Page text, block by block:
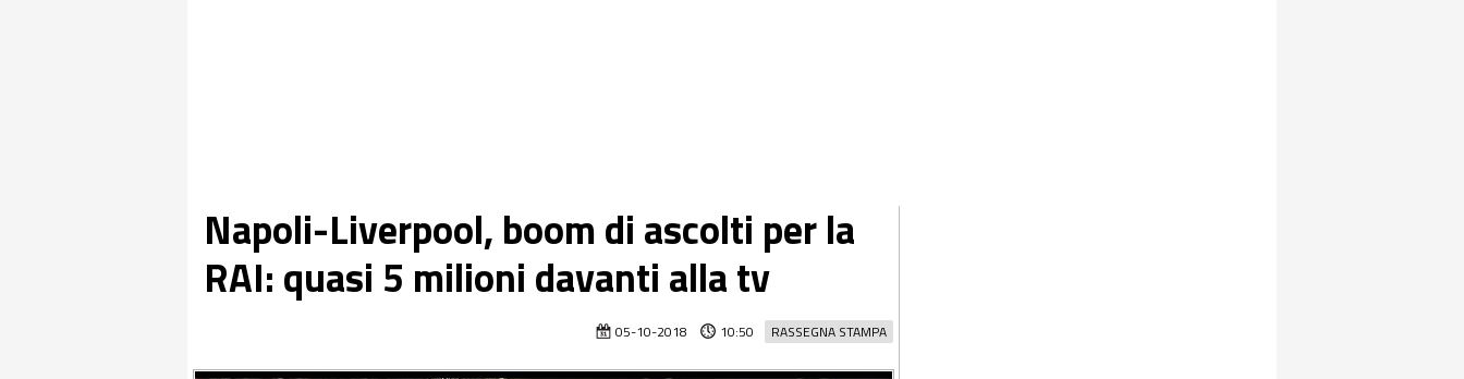
Napoli-Liverpool, boom di ascolti per la
RAI: quasi 5 milioni davanti alla tv
RASSEGNA STAMPA
05-10-2018 10:50